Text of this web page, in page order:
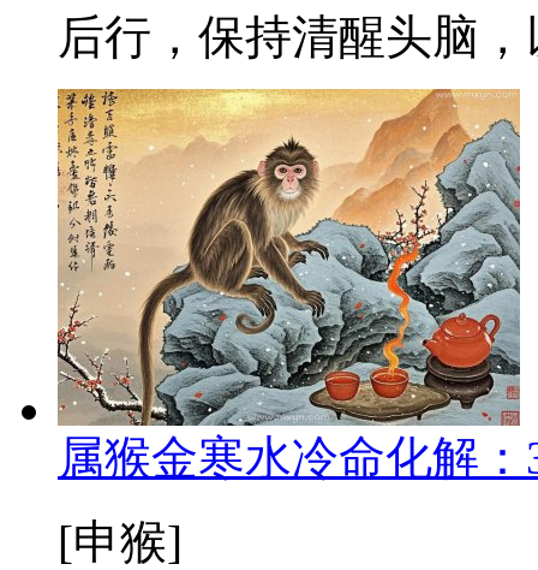
后行，保持清醒头脑
属猴金寒水冷命化解
[申猴]